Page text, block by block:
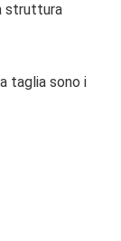
struttura
taglia sono i